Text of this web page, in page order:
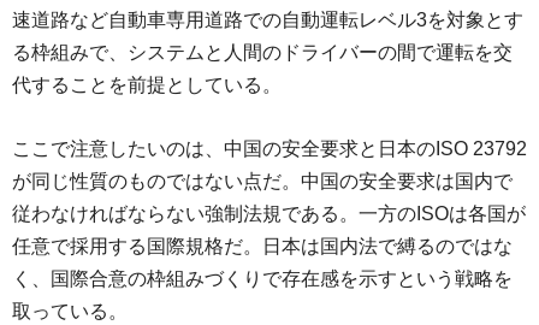
速道路など自動車専用道路での自動運転レベル3を対象とす
る枠組みで、システムと人間のドライバーの間で運転を交
代することを前提としている。
ここで注意したいのは、中国の安全要求と日本のISO 23792
が同じ性質のものではない点だ。中国の安全要求は国内で
従わなければならない強制法規である。一方のISOは各国が
任意で採用する国際規格だ。日本は国内法で縛るのではな
く、国際合意の枠組みづくりで存在感を示すという戦略を
取っている。